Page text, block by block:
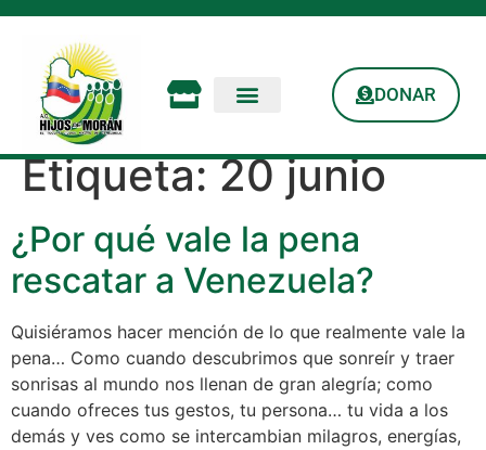
DONAR
Etiqueta:20 junio
¿Por qué vale la pena
rescatar a Venezuela?
Quisiéramos hacer mención de lo que realmente vale la
pena… Como cuando descubrimos que sonreír y traer
sonrisas al mundo nos llenan de gran alegría; como
cuando ofreces tus gestos, tu persona… tu vida a los
demás y ves como se intercambian milagros, energías,